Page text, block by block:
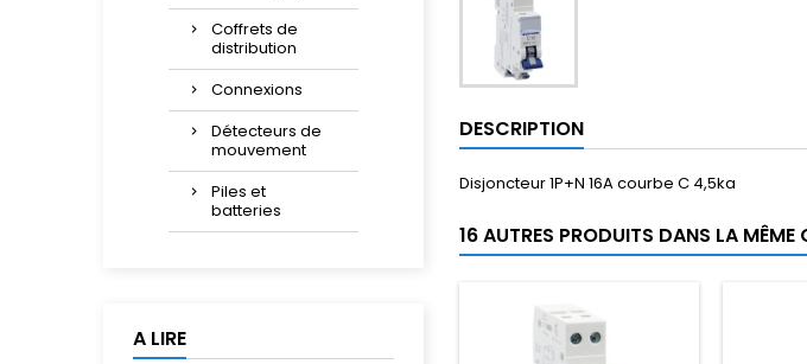
Coffrets de
distribution
Connexions
Détecteurs de
mouvement
Piles et
batteries
A LIRE
DESCRIPTION
Disjoncteur 1P+N 16A courbe C 4,5ka
16 AUTRES PRODUITS DANS LA MÊME